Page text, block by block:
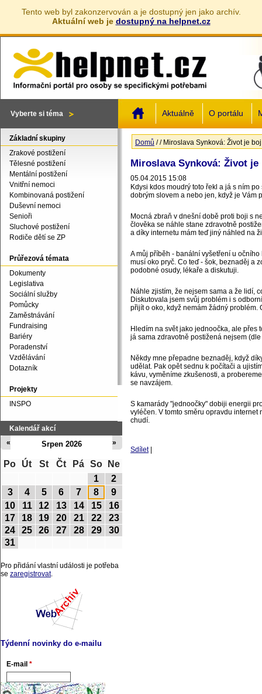
Tento web byl zakonzervován a je dostupný jen jako archív.
Aktuální web je dostupný na helpnet.cz
Vyberte si téma Aktuálně O portálu
Jste zde
Domů // Miroslava Synková: Život je boj
Miroslava Synková: Život je
05.04.2015 15:08
Kdysi kdos moudrý toto řekl a já s ním
dobrým slovem a nebo jen, když je Vám
Mocná zbraň v dnešní době proti boji s
člověka se náhle stane zdravotně
a díky internetu mám teď jiný náhled na
A můj příběh - banální vyšetření u
musí oko pryč. Co teď - šok, beznaděj a
podobné osudy, lékaře a diskutuji.
Náhle zjistím, že nejsem sama a že lidí,
Diskutovala jsem svůj problém i s
přijít o oko, když nemám žádný
Hledím na svět jako jednoočka, ale přes
já sama zdravotně postižená nejsem
Někdy mne přepadne beznaděj, když
udělat. Pak opět sednu k počítači a
kávu, vyměníme zkušenosti, a
se navzájem.
S kamarády "jednoočky" dobiji energii
vyléčen. V tomto směru opravdu
chudí.
Sdílet
Základní skupiny
Zrakové postižení
Tělesné postižení
Mentální postižení
Vnitřní nemoci
Kombinovaná postižení
Duševní nemoci
Senioři
Sluchové postižení
Rodiče dětí se ZP
Průřezová témata
Dokumenty
Legislativa
Sociální služby
Pomůcky
Zaměstnávání
Fundraising
Bariéry
Poradenství
Vzdělávání
Dotazník
Projekty
INSPO
Kalendář akcí
Srpen 2026
« »
Po Út St Čt Pá So
Ne
1
2
3
4 5 6 7 8
9
10
11 12 13 14 15
16
17
18 19 20 21 22
23
24
25 26 27 28 29
30
31
Pro přidání vlastní události je potřeba
se zaregistrovat.
Týdenní novinky do e-mailu
E-mail *